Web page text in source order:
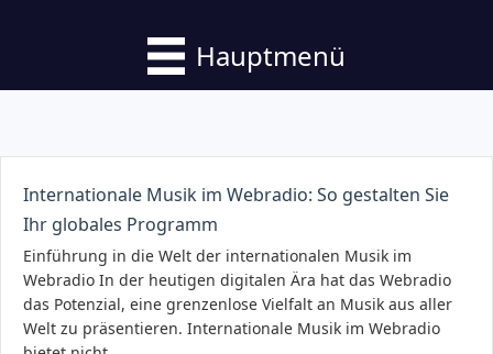
Hauptmenü
Internationale Musik im Webradio: So gestalten Sie
Ihr globales Programm
Einführung in die Welt der internationalen Musik im
Webradio In der heutigen digitalen Ära hat das Webradio
das Potenzial, eine grenzenlose Vielfalt an Musik aus aller
Welt zu präsentieren. Internationale Musik im Webradio